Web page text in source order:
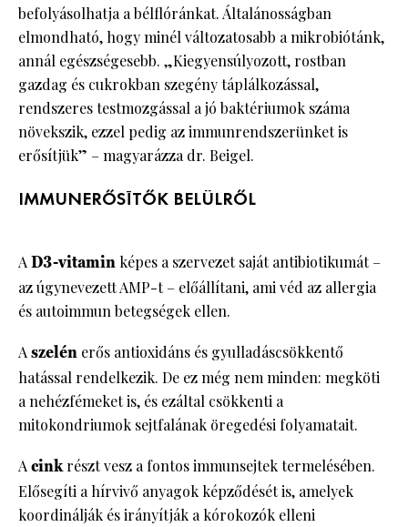
befolyásolhatja a bélflóránkat. Általánosságban
elmondható, hogy minél változatosabb a mikrobiótánk,
annál egészségesebb. „Kiegyensúlyozott, rostban
gazdag és cukrokban szegény táplálkozással,
rendszeres testmozgással a jó baktériumok száma
növekszik, ezzel pedig az immunrendszerünket is
erősítjük” – magyarázza dr. Beigel.
IMMUNERŐSÍTŐK BELÜLRŐL
A D3-vitamin képes a szervezet saját antibiotikumát –
az úgynevezett AMP-t – előállítani, ami véd az allergia
és autoimmun betegségek ellen.
A szelén erős antioxidáns és gyulladáscsökkentő
hatással rendelkezik. De ez még nem minden: megköti
a nehézfémeket is, és ezáltal csökkenti a
mitokondriumok sejtfalának öregedési folyamatait.
A cink részt vesz a fontos immunsejtek termelésében.
Elősegíti a hírvivő anyagok képződését is, amelyek
koordinálják és irányítják a kórokozók elleni